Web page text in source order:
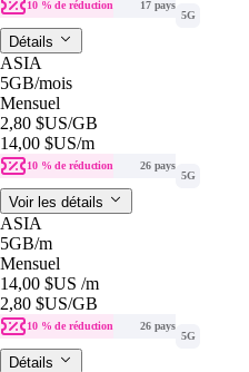
10 % de réduction
17 pays
5G
Détails
ASIA
5GB/mois
Mensuel
2,80 $US/GB
14,00 $US/m
10 % de réduction
26 pays
5G
Voir les détails
ASIA
5GB/m
Mensuel
14,00 $US /m
2,80 $US/GB
10 % de réduction
26 pays
5G
Détails